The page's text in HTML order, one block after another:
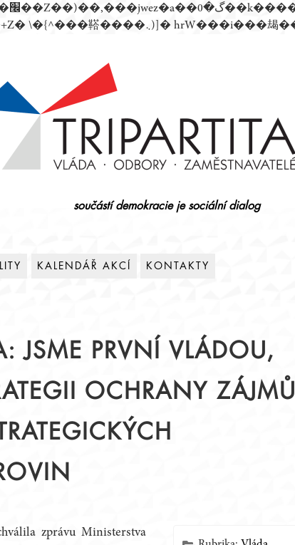
součástí demokracie je sociální dialog
KALENDÁŘ AKCÍ KONTAKTY
JSME PRVNÍ VLÁDOU,
OCHRANY ZÁJMŮ
zprávu Ministerstva